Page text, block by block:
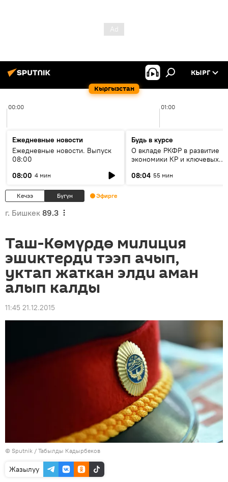
Кыргызстан
КЫРГ
00:00 01:00
Ежедневные новости
Ежедневные новости. Выпуск
08:00
08:00 4 мин
Будь в курсе
О вкладе РКФР в развитие
экономики КР и ключевых
08:04 55 мин
Кечээ Бүгүн Эфирге
г. Бишкек 89.3
Таш-Көмүрдө милиция
эшиктерди тээп ачып,
уктап жаткан элди аман
алып калды
11:45 21.12.2015
© Sputnik / Табылды Кадырбеков
Жазылуу